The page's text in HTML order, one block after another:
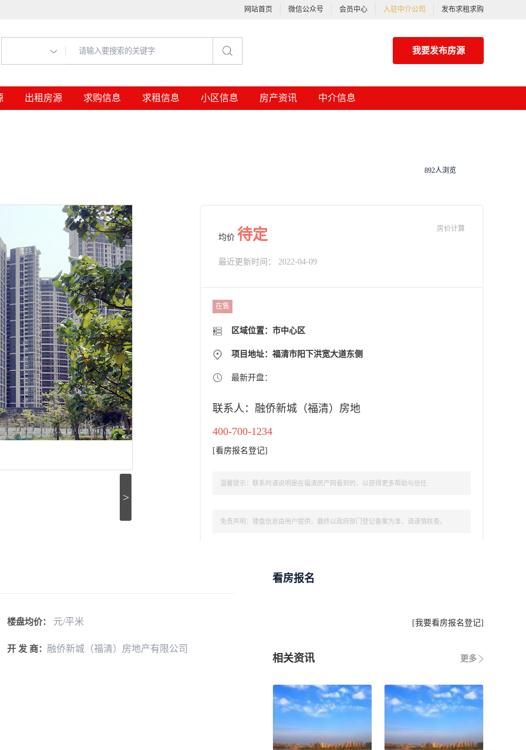
网站首页 微信公众号 会员中心 入驻中介公司 发布求租求购
我要发布房源
出售房源 出租房源 求购信息 求租信息 小区信息
892人浏览
>
均价 待定 房价计算
最近更新时间： 2022-04-09
在售
区域位置： 市中心区
项目地址：福清市阳下洪宽大道东侧
最新开盘：
联系人：融侨新城（福清）房地
400-700-1234
[看房报名登记]
温馨提示：联系时请说明是在福清房产网看到的，以获得更多帮助与信任.
免责声明：楼盘信息由用户提供，最终以政府部门登记备案为准，请谨慎核查。
楼盘均价： 元/平米
开 发 商： 融侨新城（福清）房地产有限公司
看房报名
[我要看房报名登记]
更多
相关资讯